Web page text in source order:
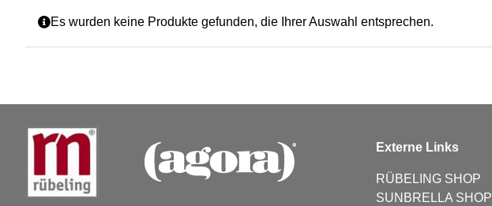
Es wurden keine Produkte gefunden, die Ihrer Auswahl entsprechen.
Externe Links
RÜBELING SHOP
SUNBRELLA SHOP